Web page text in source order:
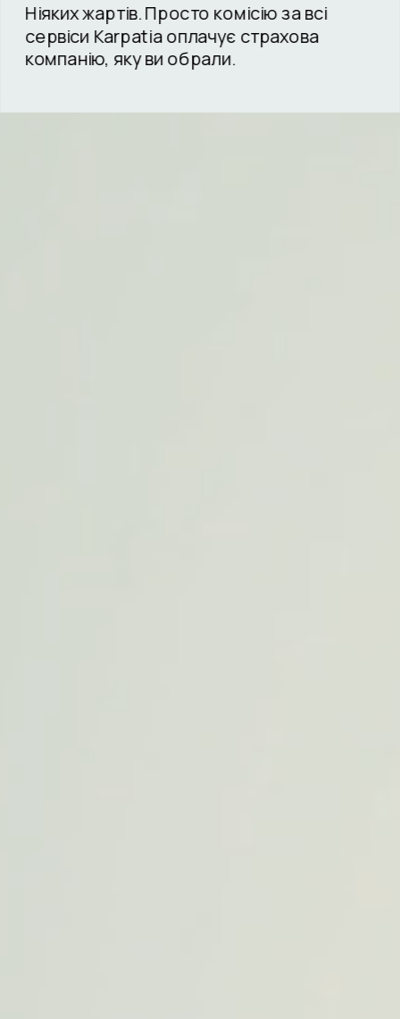
Ніяких жартів. Просто комісію за всі
сервіси Karpatia оплачує страхова
компанію, яку ви обрали.